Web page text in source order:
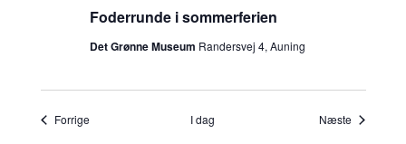
Foderrunde i sommerferien
Det Grønne Museum Randersvej 4, Auning
ForrigeBegivenheder I dag Næste